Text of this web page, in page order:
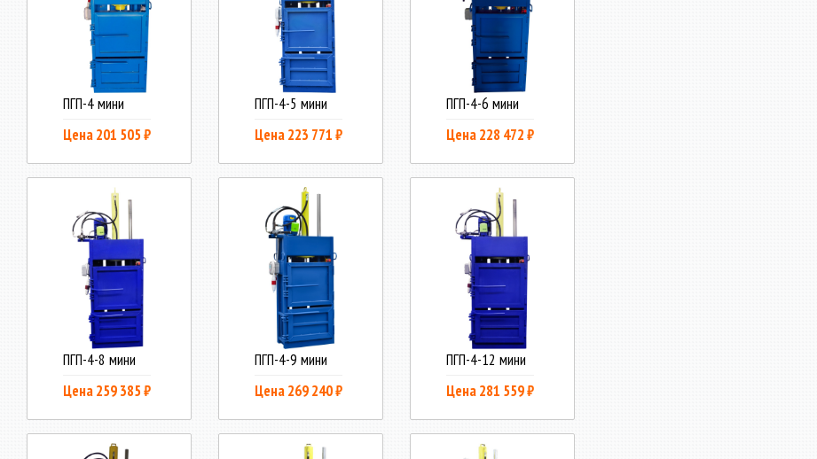
ПГП-4 мини
Цена 201 505 ₽
ПГП-4-5 мини
Цена 223 771 ₽
ПГП-4-6 мини
Цена 228 472 ₽
ПГП-4-8 мини
Цена 259 385 ₽
ПГП-4-9 мини
Цена 269 240 ₽
ПГП-4-12 мини
Цена 281 559 ₽